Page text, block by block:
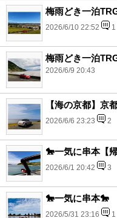
梅雨どき一泊
2026/6/10 22:52 1
梅雨どき一泊
2026/6/9 20:43
【海の京都】京
2026/6/6 23:23 2
🐎一気に串本【
2026/6/1 20:42 3
🐎一気に串本🐎
2026/5/31 23:16 1